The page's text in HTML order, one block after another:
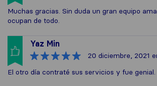
Muchas gracias. Sin duda un gran equipo
ocupan de todo.
Yaz Min
20 diciembre, 2021
El otro día contraté sus servicios y fue genial.